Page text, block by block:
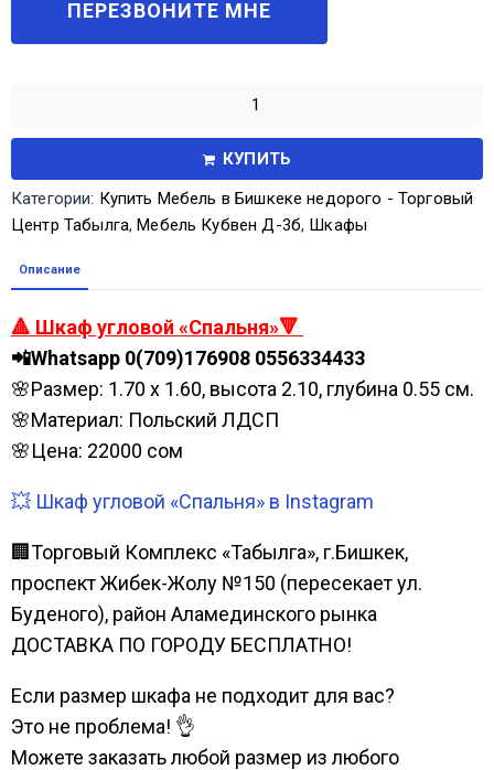
КУПИТЬ
Категории: Купить Мебель в Бишкеке недорого - Торговый
Центр Табылга,Мебель Кубвен Д-3б, Шкафы
Описание
🔺 Шкаф угловой «Спальня»🔻
📲Whatsapp 0(709)176908 0556334433
🌸Размер: 1.70 х 1.60, высота 2.10, глубина 0.55 см.
🌸Материал: Польский ЛДСП
🌸Цена: 22000 сом
💥 Шкаф угловой «Спальня» в Instagram
🏢Торговый Комплекс «Табылга», г.Бишкек,
проспект Жибек-Жолу №150 (пересекает ул.
Буденого), район Аламединского рынка
ДОСТАВКА ПО ГОРОДУ БЕСПЛАТНО!
Если размер шкафа не подходит для вас?
Это не проблема! 👌
Можете заказать любой размер из любого